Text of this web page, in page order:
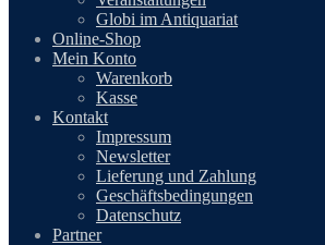
Globi im Antiquariat
Online-Shop
Mein Konto
Warenkorb
Kasse
Kontakt
Impressum
Newsletter
Lieferung und Zahlung
Geschäftsbedingungen
Datenschutz
Partner